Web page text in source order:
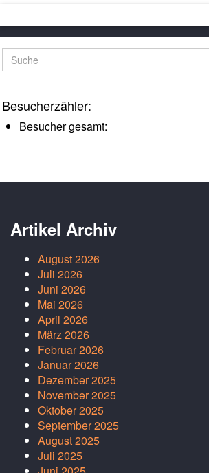
Suche
Besucherzähler:
Besucher gesamt:
Artikel Archiv
August 2026
Juli 2026
Juni 2026
Mai 2026
April 2026
März 2026
Februar 2026
Januar 2026
Dezember 2025
November 2025
Oktober 2025
September 2025
August 2025
Juli 2025